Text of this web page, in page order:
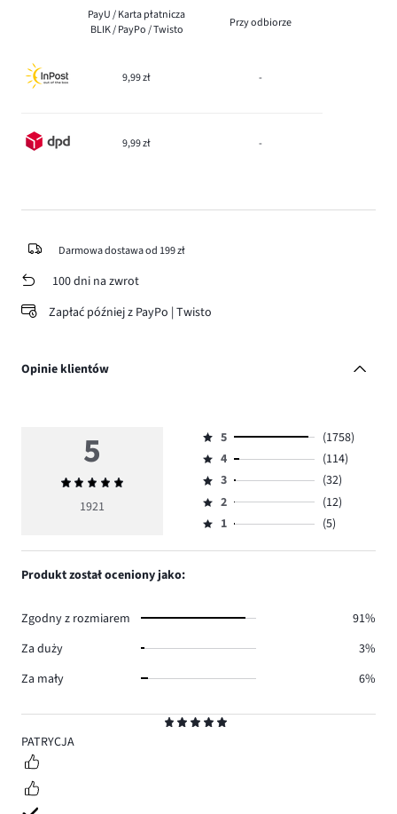
PayU / Karta płatnicza
BLIK / PayPo / Twisto
Przy odbiorze
9,99 zł -
9,99 zł -
Darmowa dostawa od 199 zł
100 dni na zwrot
Zapłać później z PayPo | Twisto
Opinie klientów
5
PATRYCJA
5
Średnia
ocena
1921
Ocena
5,
ilość
głosów
1758.
5
(1758)
Ocena
4,
ilość
głosów
4
(114)
Ocena
3,
ilość
3
(32)
Ocena
2,
2
(12)
Ocena
1,
1 (5)
Produkt został oceniony jako:
Zgodny z rozmiarem
91%
Za duży
3%
Za mały
6%